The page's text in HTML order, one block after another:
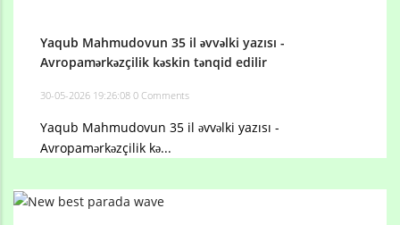
Yaqub Mahmudovun 35 il əvvəlki yazısı -
Avropamərkəzçilik kəskin tənqid edilir
30-05-2026 19:26:08 0 Comments
Yaqub Mahmudovun 35 il əvvəlki yazısı -
Avropamərkəzçilik kə...